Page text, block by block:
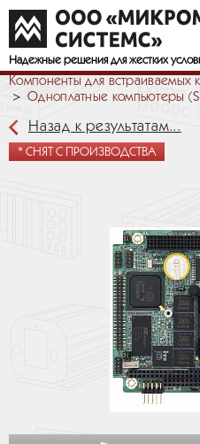
Надежные решения для жестких
Компоненты для встраиваемых
Одноплатные компьютеры
Назад к результатам...
* СНЯТ С ПРОИЗВОДСТВА